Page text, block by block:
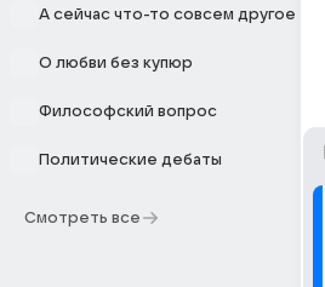
А сейчас что-то совсем другое
О любви без купюр
Философский вопрос
Политические дебаты
Смотреть все